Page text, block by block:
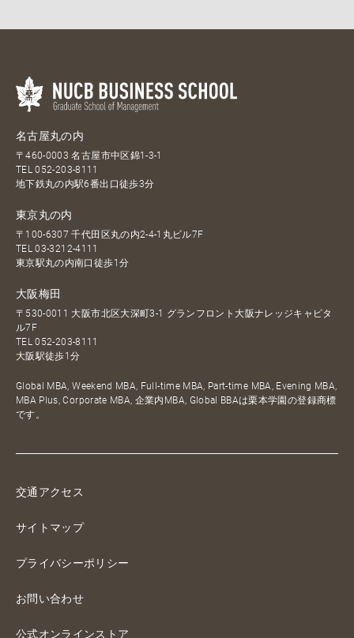
名古屋丸の内
〒460-0003 名古屋市中区錦1-3-1
TEL052-203-8111
地下鉄丸の内駅6番出口徒歩3分
東京丸の内
〒100-6307 千代田区丸の内2-4-1丸ビル7F
TEL03-3212-4111
東京駅丸の内南口徒歩1分
大阪梅田
〒530-0011 大阪市北区大深町3-1 グランフロント大阪ナレッジキャピタ
ル7F
TEL052-203-8111
大阪駅徒歩1分
Global MBA, Weekend MBA, Full-time MBA, Part-time MBA, Evening MBA,
MBA Plus, Corporate MBA, 企業内MBA, Global BBAは栗本学園の登録商標
です。
交通アクセス
サイトマップ
プライバシーポリシー
お問い合わせ
公式オンラインストア